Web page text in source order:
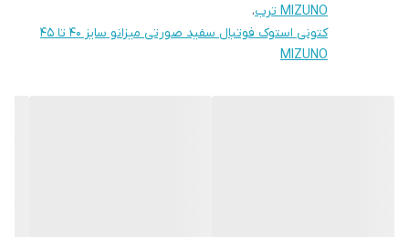
MIZUNO ترب
،
کتونی استوک فوتبال سفید صورتی میزانو سایز 40 تا 45
MIZUNO